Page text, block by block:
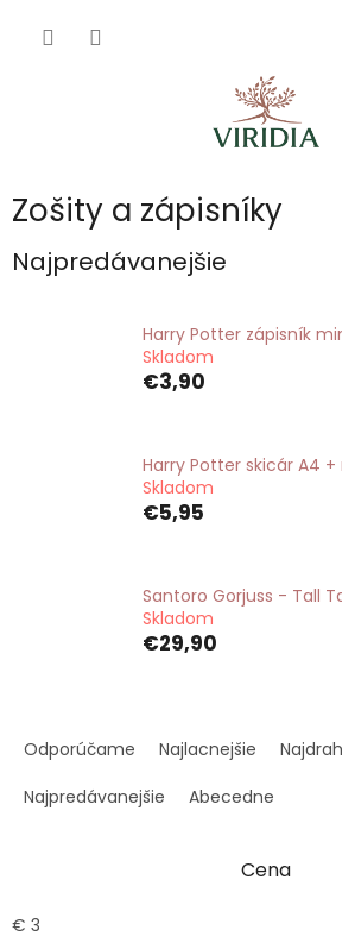
Zošity a zápisníky
Najpredávanejšie
Harry Potter zápisník
Skladom
€3,90
Harry Potter skicár A4
Skladom
€5,95
Santoro Gorjuss - Tall
Skladom
€29,90
a
e
r
Odporúčame Najlacnejšie
Najpredávanejšie
Abecedne
Cena
€ 3